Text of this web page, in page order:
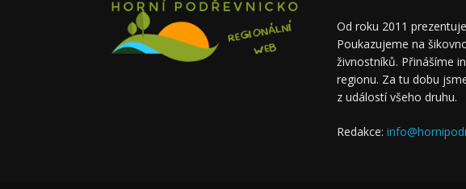
Od roku 2011
Poukazujeme na
živnostníků. Přinášíme
regionu. Za tu dobu
z událostí všeho druhu.
Redakce: